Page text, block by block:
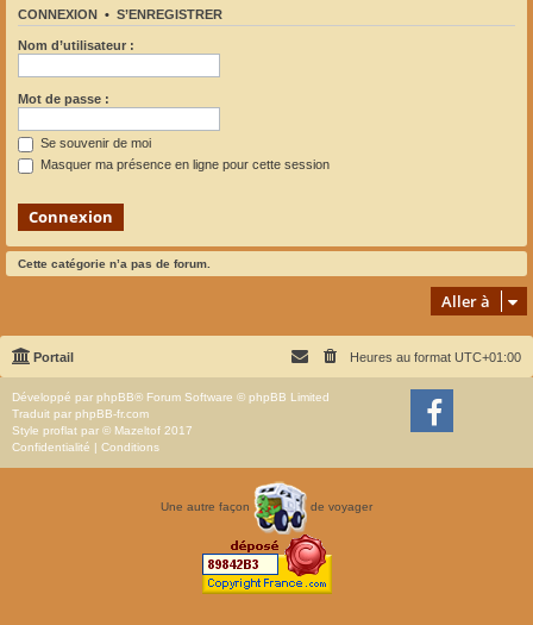
CONNEXION • S’ENREGISTRER
Nom d’utilisateur :
Mot de passe :
Se souvenir de moi
Masquer ma présence en ligne pour cette session
Cette catégorie n’a pas de forum.
Aller à
Portail Heures au format UTC+01:00
Développé par phpBB® Forum Software © phpBB Limited
Traduit par phpBB-fr.com
Style proflat par © Mazeltof 2017
Confidentialité | Conditions
Une autre façon de voyager